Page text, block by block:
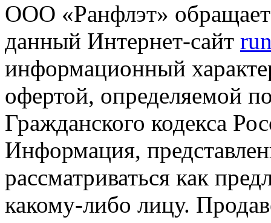
ООО «Ранфлэт»
данный Интернет-сайт
информационный
офертой, определяемой
Гражданского кодекса
Информация,
рассматриваться как
какому-либо лицу.